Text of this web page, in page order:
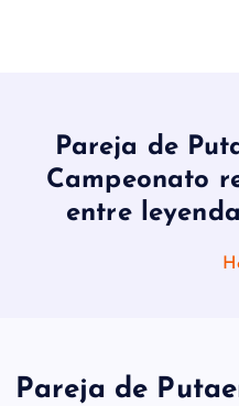
Pareja de
Campeonato
entre
Pareja de